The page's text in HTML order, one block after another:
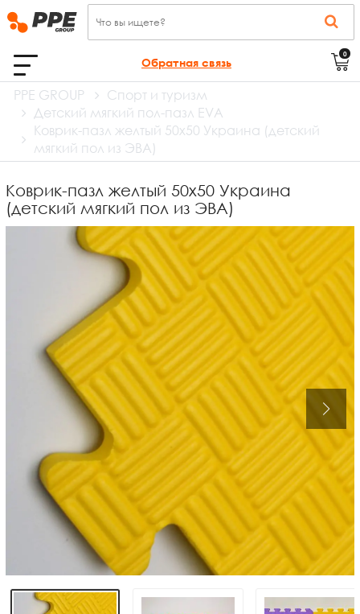
Обратная связь
0
PPE GROUP
Спорт и туризм
Детский мягкий пол-пазл EVA
Коврик-пазл желтый 50х50 Украина (детский
мягкий пол из ЭВА)
Коврик-пазл желтый 50х50 Украина
(детский мягкий пол из ЭВА)